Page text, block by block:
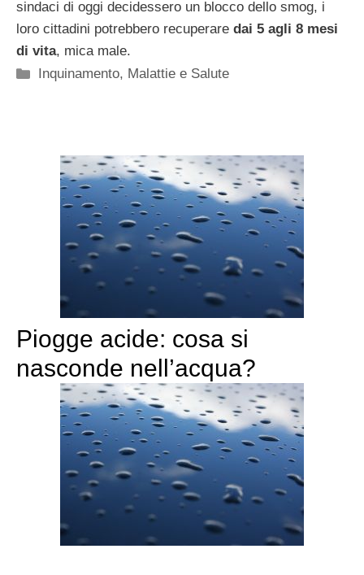
sindaci di oggi decidessero un blocco dello smog, i
loro cittadini potrebbero recuperare dai 5 agli 8 mesi
di vita, mica male.
Categorie
Inquinamento, Malattie e Salute
Piogge acide: cosa si
nasconde nell’acqua?